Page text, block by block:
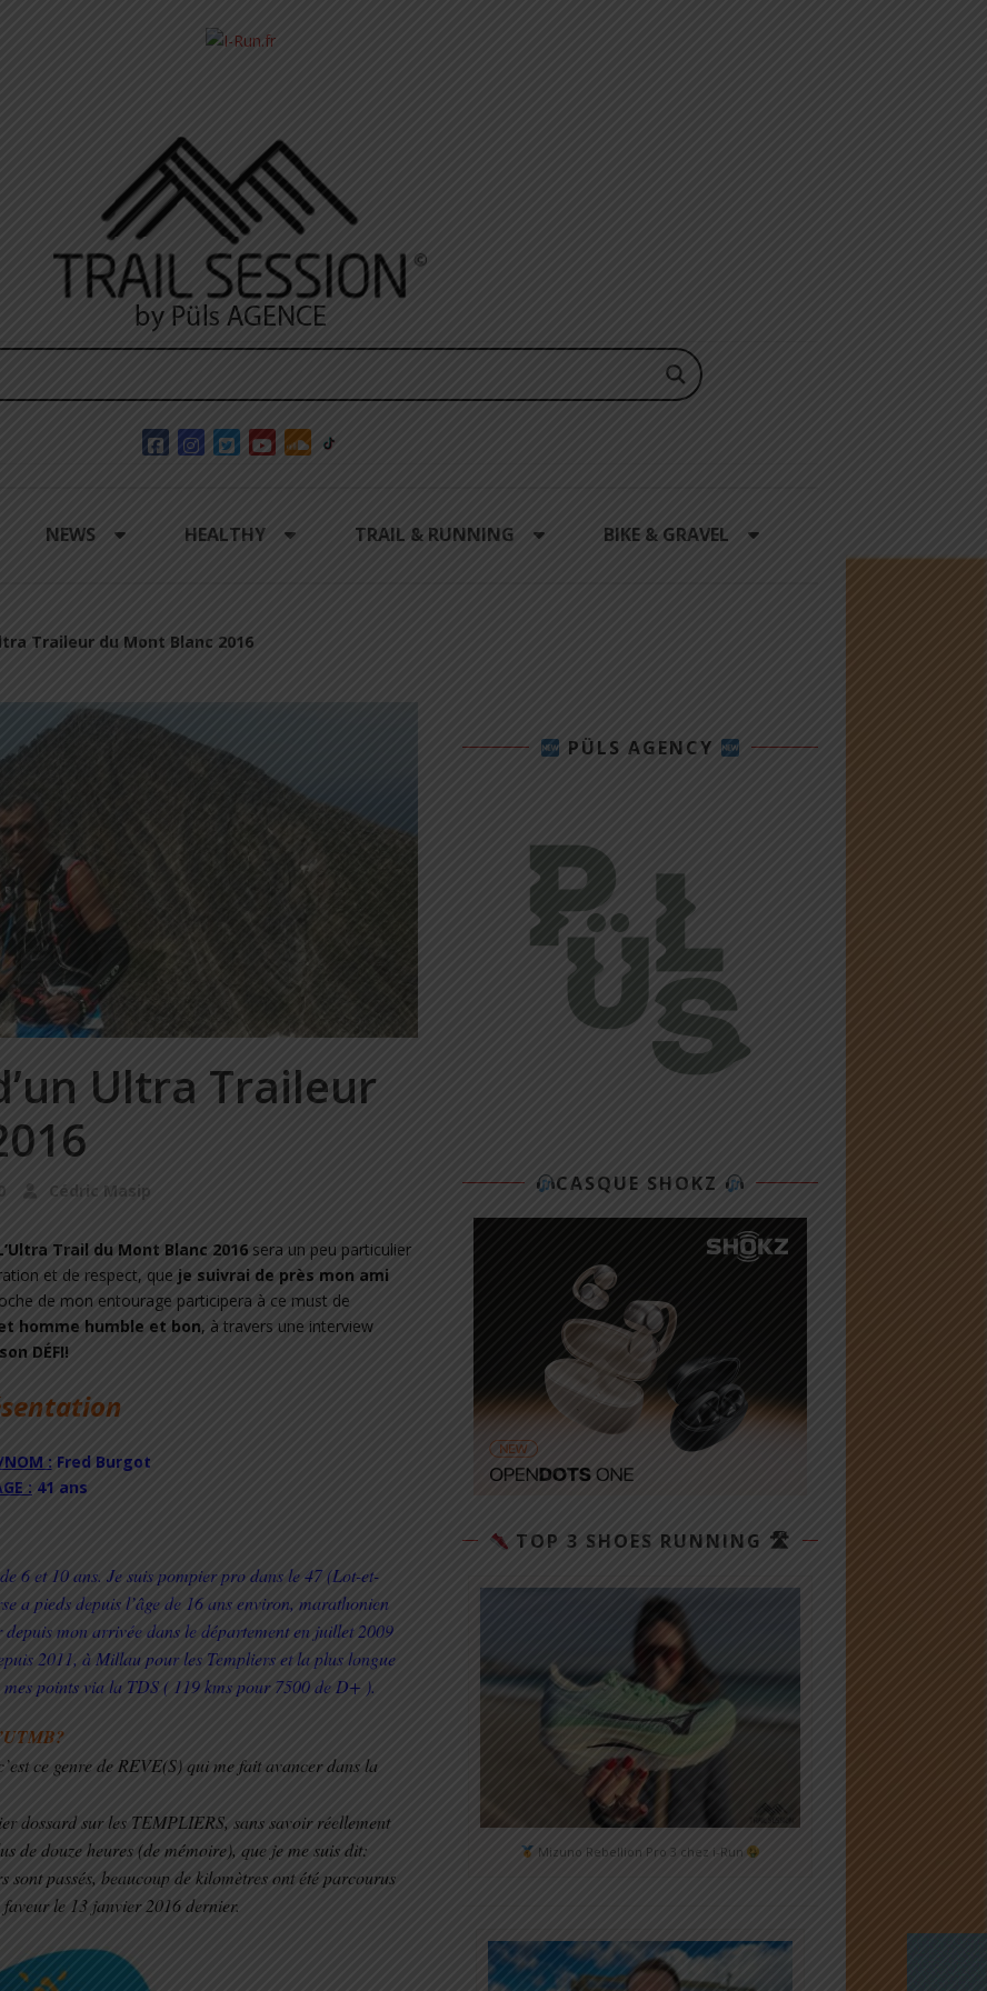
NEWS HEALTHY TRAIL & RUNNING BIKE & GRAVEL
Traileur du Mont Blanc 2016
Ultra Traileur
Cédric Masip
Trail du Mont Blanc 2016 sera un peu particulier
et de respect, que je suivrai de près mon ami
de mon entourage participera à ce must de
homme humble et bon, à travers une interview
DÉFI!
NOM : Fred Burgot
: 41 ans
6 et 10 ans. Je suis pompier pro dans le 47 (Lot-et-
a pieds depuis l’âge de 16 ans environ, marathonien
mon arrivée dans le département en juillet 2009
2011, à Millau pour les Templiers et la plus longue
points via la TDS ( 119 kms pour 7500 de D+ ).
ce genre de REVE(S) qui me fait avancer dans la
dossard sur les TEMPLIERS, sans savoir réellement
de douze heures (de mémoire), que je me suis dit:
passés, beaucoup de kilomètres ont été parcourus
le 13 janvier 2016 dernier.
PÜLS AGENCY
CASQUE SHOKZ
TOP 3 SHOES RUNNING 🛣
Mizuno Rebellion Pro 3 chez i-Run